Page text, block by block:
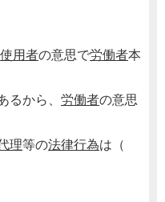
使用者の意思で労働者本
から、 労働者の意思
理等の法律行為は（